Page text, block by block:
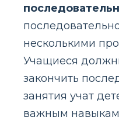
несколькими
Учащиеся
закончить
занятия учат
важным навыкам